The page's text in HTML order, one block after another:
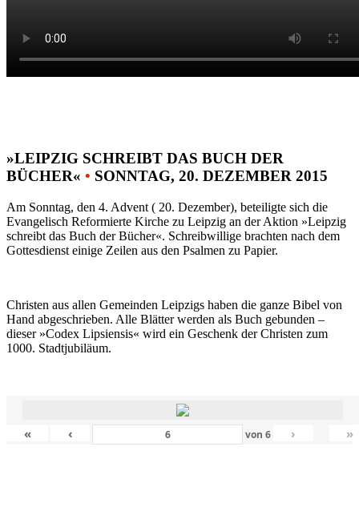
»LEIPZIG SCHREIBT DAS BUCH DER
BÜCHER« • SONNTAG, 20. DEZEMBER 2015
Am Sonntag, den 4. Advent ( 20. Dezember), beteiligte sich die
Evangelisch Reformierte Kirche zu Leipzig an der Aktion »Leipzig
schreibt das Buch der Bücher«. Schreibwillige brachten nach dem
Gottesdienst einige Zeilen aus den Psalmen zu Papier.
Christen aus allen Gemeinden Leipzigs haben die ganze Bibel von
Hand abgeschrieben. Alle Blätter werden als Buch gebunden –
dieser »Codex Lipsiensis« wird ein Geschenk der Christen zum
1000. Stadtjubiläum.
« ‹ von6 › »